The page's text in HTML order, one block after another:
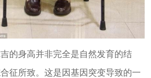
身高并非完全是自然发育的结
征所致。这是因基因突变导致的一